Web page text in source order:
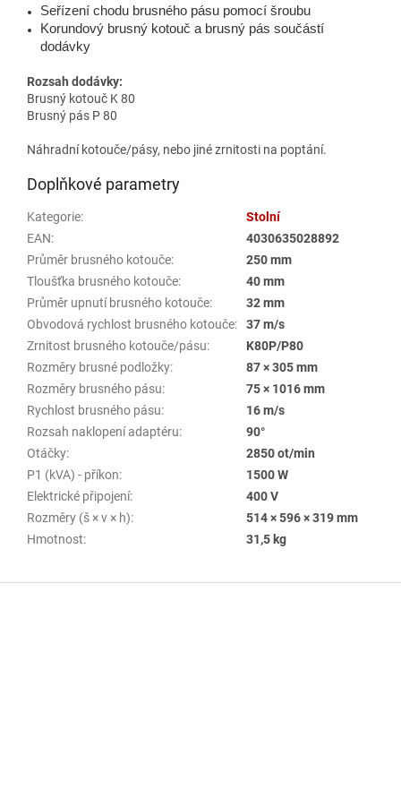
Seřízení chodu brusného pásu pomocí šroubu
Korundový brusný kotouč a brusný pás součástí
dodávky
Rozsah dodávky:
Brusný kotouč K 80
Brusný pás P 80
Náhradní kotouče/pásy, nebo jiné zrnitosti na poptání.
Doplňkové parametry
Kategorie:
Stolní
EAN:
4030635028892
Průměr brusného kotouče:
250 mm
Tloušťka brusného kotouče:
40 mm
Průměr upnutí brusného kotouče:
32 mm
Obvodová rychlost brusného kotouče:
37 m/s
Zrnitost brusného kotouče/pásu:
K80P/P80
Rozměry brusné podložky:
87 × 305 mm
Rozměry brusného pásu:
75 × 1016 mm
Rychlost brusného pásu:
16 m/s
Rozsah naklopení adaptéru:
90°
Otáčky:
2850 ot/min
P1 (kVA) - příkon:
1500 W
Elektrické připojení:
400 V
Rozměry (š × v × h):
514 × 596 × 319 mm
Hmotnost: 31,5 kg